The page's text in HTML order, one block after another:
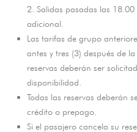
2. Salidas pasadas las
adicional.
Las tarifas de grupo
antes y tres (3) después de
reservas deberán ser
disponibilidad.
Todas las reservas deberán
crédito o prepago.
Si el pasajero cancela su